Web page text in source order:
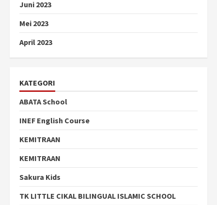
Juni 2023
Mei 2023
April 2023
KATEGORI
ABATA School
INEF English Course
KEMITRAAN
KEMITRAAN
Sakura Kids
TK LITTLE CIKAL BILINGUAL ISLAMIC SCHOOL